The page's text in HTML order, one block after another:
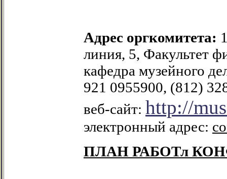
Адрес оргкомитета:
линия, 5, Факультет
кафедра музейного
921 0955900, (812)
веб-сайт: http://
электронный адрес:
ПЛАН РАБОТл